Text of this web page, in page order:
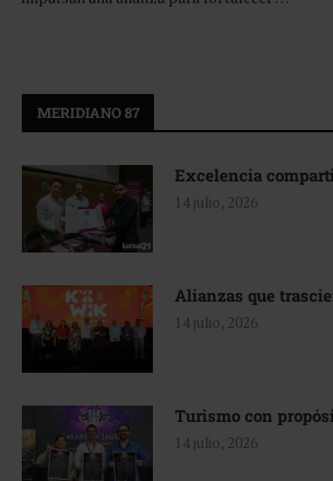
MERIDIANO 87
Excelencia
14 julio, 2026
Alianzas que
14 julio, 2026
Turismo con
14 julio, 2026